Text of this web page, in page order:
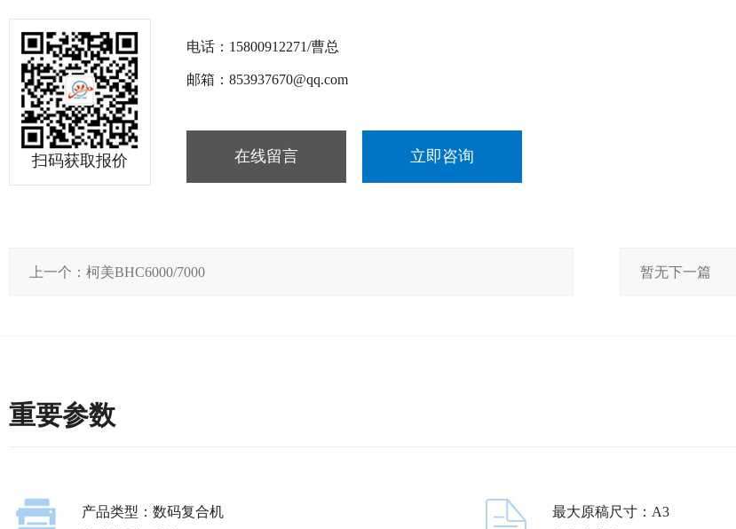
扫码获取报价
电话：15800912271/曹总
邮箱：853937670@qq.com
在线留言 立即咨询
上一个：柯美BHC6000/7000 暂无下一篇
重要参数
产品类型：数码复合机
最大原稿尺寸：A3